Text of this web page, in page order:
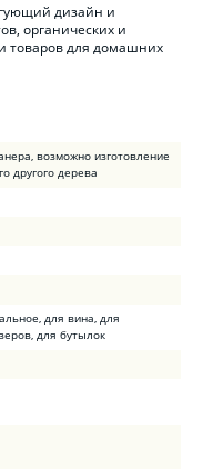
дизайн и
органических и
товаров для домашних
возможно изготовление
другого дерева
для вина, для
для бутылок